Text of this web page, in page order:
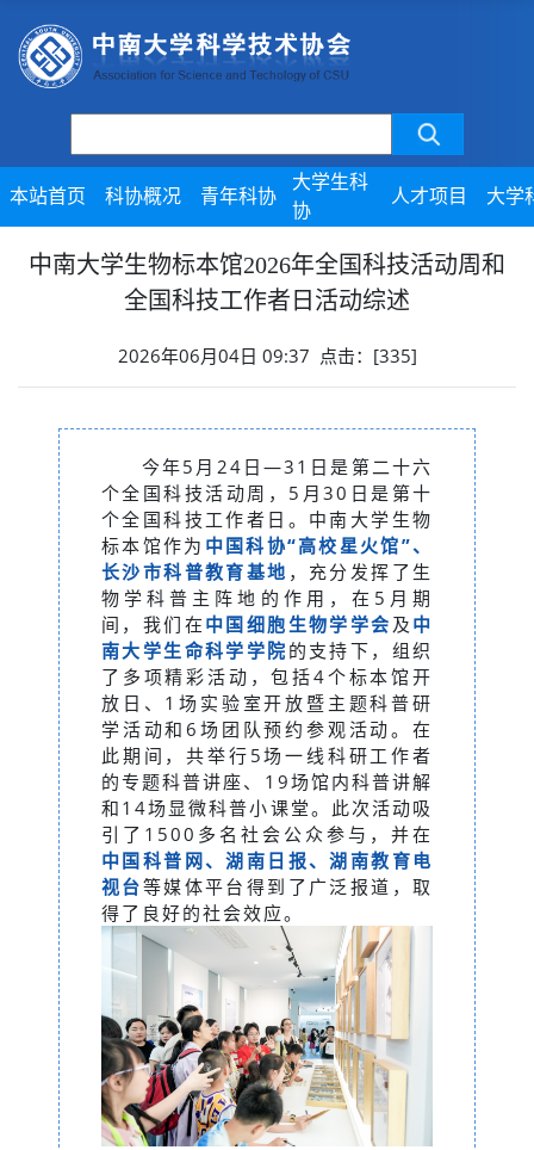
本站首页 科协概况 青年科协
大学生科
协
人才项目 大学
中南大学生物标本馆2026年全国科技活动周和
全国科技工作者日活动综述
2026年06月04日 09:37 点击：[335]
今年5月24日—31日是 第二十六
个全国科技活动周，5月30日是第十
个全国科技工作者日 。中南大学生物
标本馆作为 中国科协“高校星火馆”、
长沙市科普教育基地 ，充分发挥了生
物学科普主阵地的作用，在5月期
间，我们在 中国细胞生物学学会 及 中
南大学生命科学学院 的支持下，组织
了多项精彩活动，包括4个标本馆开
放日、1场实验室开放暨主题科普研
学活动和6场团队预约参观活动。在
此期间，共举行5场一线科研工作者
的专题科普讲座、19场馆内科普讲解
和14场显微科普小课堂。此次活动吸
引了1500多名社会公众参与，并在
中国科普网、湖南日报、湖南教育电
视台等媒体平台得到了广泛报道，取
得了良好的社会效应。